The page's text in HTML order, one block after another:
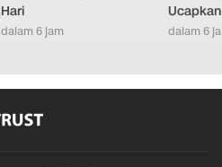
Hari
dalam 6 jam dalam 6